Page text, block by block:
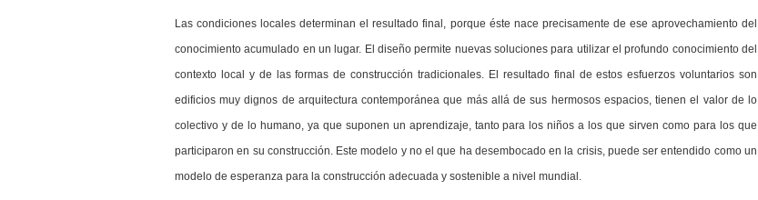
Las condiciones locales determinan el resultado final, porque éste nace precisamente de ese aprovechamiento del
conocimiento acumulado en un lugar. El diseño permite nuevas soluciones para utilizar el profundo conocimiento del
contexto local y de las formas de construcción tradicionales. El resultado final de estos esfuerzos voluntarios son
edificios muy dignos de arquitectura contemporánea que más allá de sus hermosos espacios, tienen el valor de lo
colectivo y de lo humano, ya que suponen un aprendizaje, tanto para los niños a los que sirven como para los que
participaron en su construcción. Este modelo y no el que ha desembocado en la crisis, puede ser entendido como un
modelo de esperanza para la construcción adecuada y sostenible a nivel mundial.